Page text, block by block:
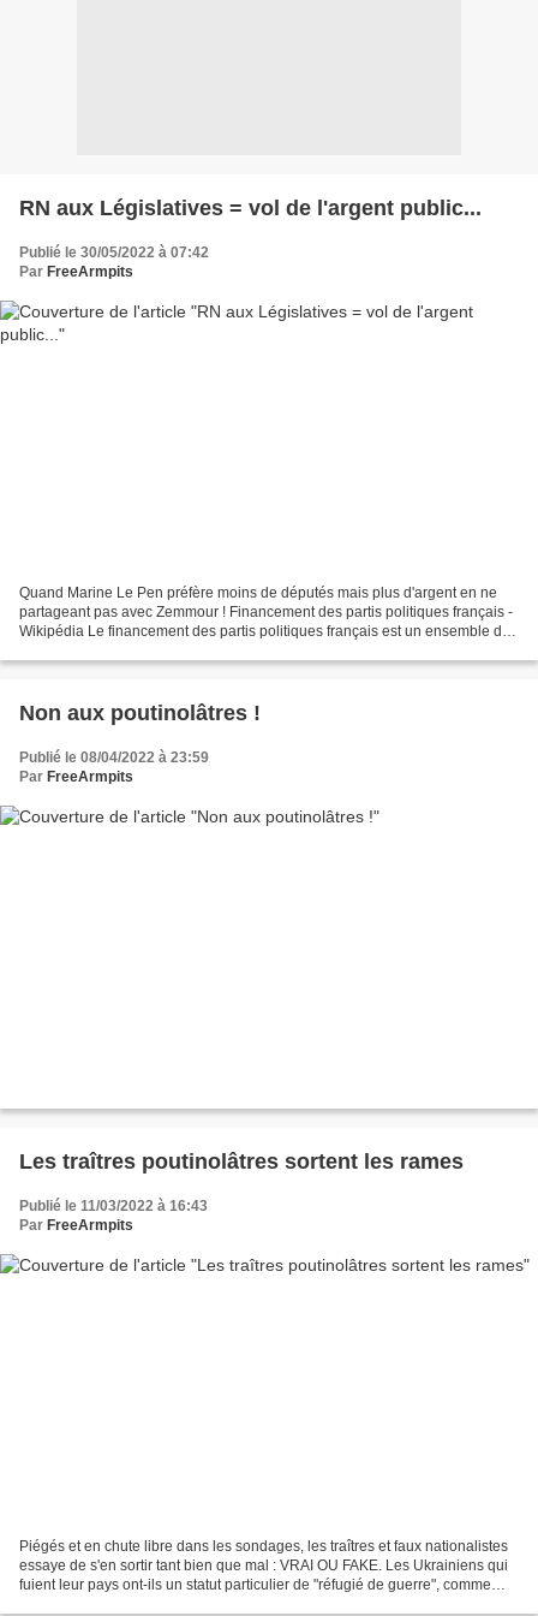
RN aux Législatives = vol de l'argent public...
Publié le 30/05/2022 à 07:42
Par FreeArmpits
Quand Marine Le Pen préfère moins de députés mais plus d'argent en ne
partageant pas avec Zemmour ! Financement des partis politiques français -
Wikipédia Le financement des partis politiques français est un ensemble de
Non aux poutinolâtres !
Publié le 08/04/2022 à 23:59
Par FreeArmpits
Les traîtres poutinolâtres sortent les rames
Publié le 11/03/2022 à 16:43
Par FreeArmpits
Piégés et en chute libre dans les sondages, les traîtres et faux nationalistes
essaye de s'en sortir tant bien que mal : VRAI OU FAKE. Les Ukrainiens qui
fuient leur pays ont-ils un statut particulier de "réfugié de guerre", comme